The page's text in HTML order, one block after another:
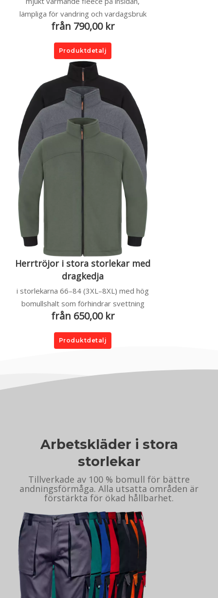
lämpliga för vandring och vardagsbruk
från 790,00 kr
Produktdetalj
Herrtröjor i stora storlekar med
dragkedja
i storlekarna 66–84 (3XL–8XL) med hög
bomullshalt som förhindrar svettning
från 650,00 kr
Produktdetalj
Arbetskläder i stora
storlekar
Tillverkade av 100 % bomull för bättre
andningsförmåga. Alla utsatta områden är
förstärkta för ökad hållbarhet.